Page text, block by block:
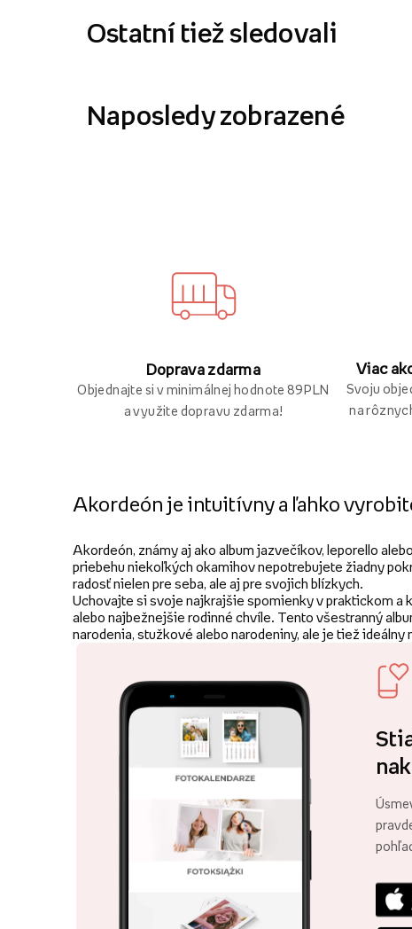
Ostatní tiež sledovali
Naposledy zobrazené
Doprava zdarma
Objednajte si v minimálnej hodnote 89 PLN
a využite dopravu zdarma!
Viac
Svoju
na
Akordeón je intuitívny a ľahko
Akordeón, známy aj ako album jazvečíkov, leporello
priebehu niekoľkých okamihov nepotrebujete žiadny
radosť nielen pre seba, ale aj pre svojich blízkych.
Uchovajte si svoje najkrajšie spomienky v praktickom
alebo najbežnejšie rodinné chvíle. Tento všestranný
narodenia, stužkové alebo narodeniny, ale je tiež ideálny